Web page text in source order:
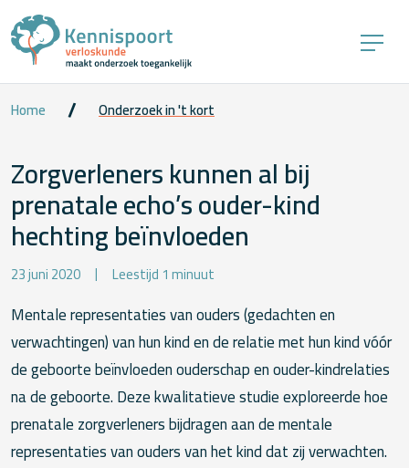
Home Onderzoek in 't kort
Zorgverleners kunnen al bij
prenatale echo’s ouder-kind
hechting beïnvloeden
23 juni 2020 Leestijd 1 minuut
Mentale representaties van ouders (gedachten en
verwachtingen) van hun kind en de relatie met hun kind vóór
de geboorte beïnvloeden ouderschap en ouder-kindrelaties
na de geboorte. Deze kwalitatieve studie exploreerde hoe
prenatale zorgverleners bijdragen aan de mentale
representaties van ouders van het kind dat zij verwachten.